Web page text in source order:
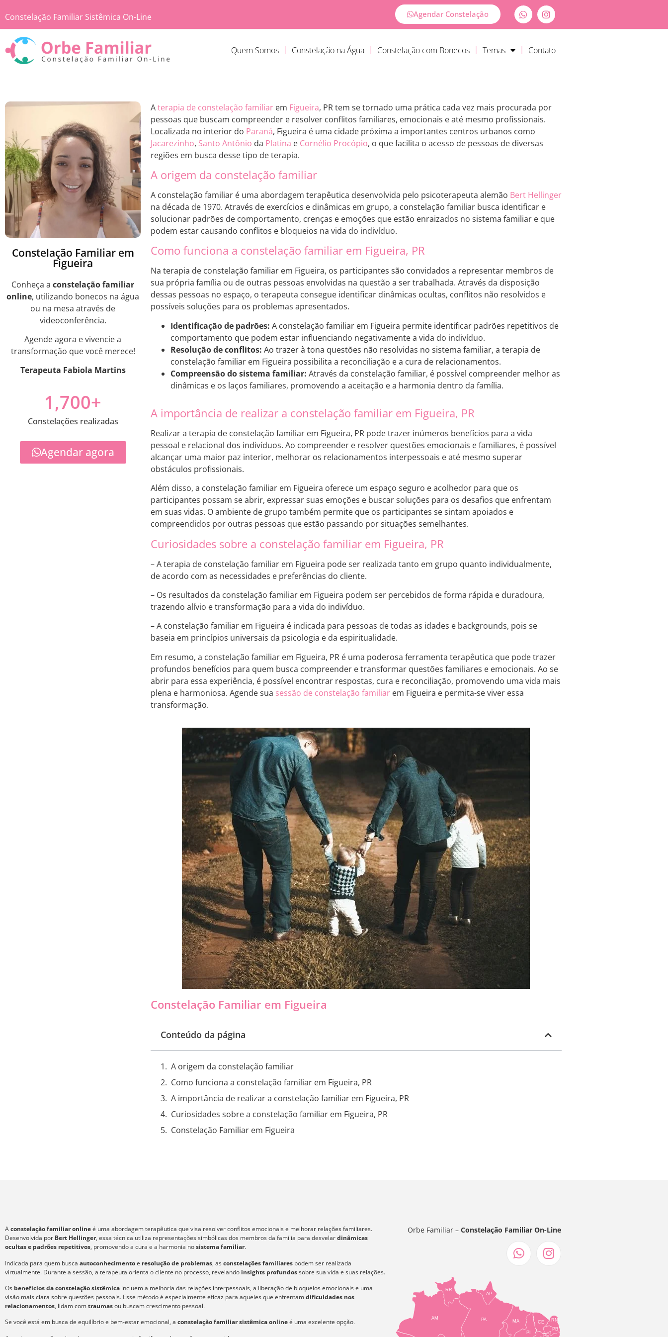
Constelação Familiar Sistêmica On-Line Agendar Constelação
Quem Somos Constelação na Água Constelação com Bonecos Temas Contato
Constelação Familiar em
Figueira
Conheça a constelação familiar
online, utilizando bonecos na água
ou na mesa através de
videoconferência.
Agende agora e vivencie a
transformação que você merece!
Terapeuta Fabiola Martins
Constelações realizadas
1,700+
Agendar agora
Aterapia de constelação familiar em Figueira, PR tem se tornado uma prática cada vez mais procurada por
pessoas que buscam compreender e resolver conflitos familiares, emocionais e até mesmo profissionais.
Localizada no interior do Paraná, Figueira é uma cidade próxima a importantes centros urbanos como
Jacarezinho, Santo Antônio da Platina e Cornélio Procópio, o que facilita o acesso de pessoas de diversas
regiões em busca desse tipo de terapia.
A origem da constelação familiar
A constelação familiar é uma abordagem terapêutica desenvolvida pelo psicoterapeuta alemão Bert Hellinger
na década de 1970. Através de exercícios e dinâmicas em grupo, a constelação familiar busca identificar e
solucionar padrões de comportamento, crenças e emoções que estão enraizados no sistema familiar e que
podem estar causando conflitos e bloqueios na vida do indivíduo.
Como funciona a constelação familiar em Figueira, PR
Na terapia de constelação familiar em Figueira, os participantes são convidados a representar membros de
sua própria família ou de outras pessoas envolvidas na questão a ser trabalhada. Através da disposição
dessas pessoas no espaço, o terapeuta consegue identificar dinâmicas ocultas, conflitos não resolvidos e
possíveis soluções para os problemas apresentados.
Identificação de padrões: A constelação familiar em Figueira permite identificar padrões repetitivos de
comportamento que podem estar influenciando negativamente a vida do indivíduo.
Resolução de conflitos: Ao trazer à tona questões não resolvidas no sistema familiar, a terapia de
constelação familiar em Figueira possibilita a reconciliação e a cura de relacionamentos.
Compreensão do sistema familiar: Através da constelação familiar, é possível compreender melhor as
dinâmicas e os laços familiares, promovendo a aceitação e a harmonia dentro da família.
A importância de realizar a constelação familiar em Figueira, PR
Realizar a terapia de constelação familiar em Figueira, PR pode trazer inúmeros benefícios para a vida
pessoal e relacional dos indivíduos. Ao compreender e resolver questões emocionais e familiares, é possível
alcançar uma maior paz interior, melhorar os relacionamentos interpessoais e até mesmo superar
obstáculos profissionais.
Além disso, a constelação familiar em Figueira oferece um espaço seguro e acolhedor para que os
participantes possam se abrir, expressar suas emoções e buscar soluções para os desafios que enfrentam
em suas vidas. O ambiente de grupo também permite que os participantes se sintam apoiados e
compreendidos por outras pessoas que estão passando por situações semelhantes.
Curiosidades sobre a constelação familiar em Figueira, PR
– A terapia de constelação familiar em Figueira pode ser realizada tanto em grupo quanto individualmente,
de acordo com as necessidades e preferências do cliente.
– Os resultados da constelação familiar em Figueira podem ser percebidos de forma rápida e duradoura,
trazendo alívio e transformação para a vida do indivíduo.
– A constelação familiar em Figueira é indicada para pessoas de todas as idades e backgrounds, pois se
baseia em princípios universais da psicologia e da espiritualidade.
Em resumo, a constelação familiar em Figueira, PR é uma poderosa ferramenta terapêutica que pode trazer
profundos benefícios para quem busca compreender e transformar questões familiares e emocionais. Ao se
abrir para essa experiência, é possível encontrar respostas, cura e reconciliação, promovendo uma vida mais
plena e harmoniosa. Agende sua sessão de constelação familiar em Figueira e permita-se viver essa
transformação.
Constelação Familiar em Figueira
Conteúdo da página
A origem da constelação familiar
Como funciona a constelação familiar em Figueira, PR
A importância de realizar a constelação familiar em Figueira, PR
Curiosidades sobre a constelação familiar em Figueira, PR
Constelação Familiar em Figueira
Aconstelação familiar onlineé uma abordagem terapêutica que visa resolver conflitos emocionais e melhorar relações familiares.
Desenvolvida por Bert Hellinger, essa técnica utiliza representações simbólicas dos membros da família para desvelardinâmicas
ocultas e padrões repetitivos, promovendo a cura e a harmonia nosistema familiar.
Indicada para quem busca autoconhecimentoe resolução de problemas, asconstelações familiares podem ser realizada
virtualmente. Durante a sessão, a terapeuta orienta o cliente no processo, revelando insights profundossobre sua vida e suas relações.
Os benefícios da constelação sistêmica incluem a melhoria das relações interpessoais, a liberação de bloqueios emocionais e uma
visão mais clara sobre questões pessoais. Esse método é especialmente eficaz para aqueles que enfrentamdificuldades nos
relacionamentos, lidam comtraumasou buscam crescimento pessoal.
Se você está em busca de equilíbrio e bem-estar emocional, a constelação familiar sistêmica onlineé uma excelente opção.
Orbe Familiar –Constelação Familiar On-Line
PE
RN
CE
PI
MA
AP
PA
RR
AM
PB